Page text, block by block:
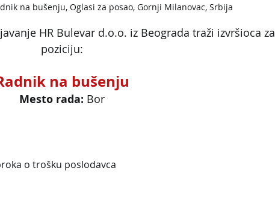
na bušenju, Oglasi za posao, Gornji Milanovac, Srbija
HR Bulevar d.o.o. iz Beograda traži izvršioca za
poziciju:
na bušenju
Mesto rada: Bor
o trošku poslodavca